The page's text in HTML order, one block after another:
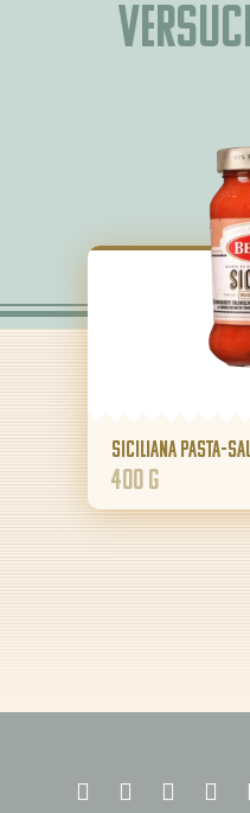
Siciliana Pasta-
400 g